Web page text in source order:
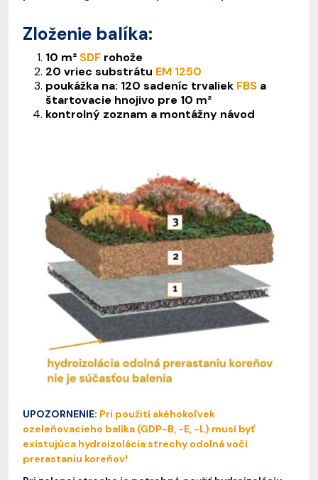
Zloženie balíka:
10 m² SDF rohože
20 vriec substrátu EM 1250
poukážka na: 120 sadeníc trvaliek FBS a
štartovacie hnojivo pre 10 m²
kontrolný zoznam a montážny návod
UPOZORNENIE: Pri použití akéhokoľvek
ozeleňovacieho balíka (GDP-B, -E, -L) musí byť
existujúca hydroizolácia strechy odolná voči
prerastaniu koreňov!